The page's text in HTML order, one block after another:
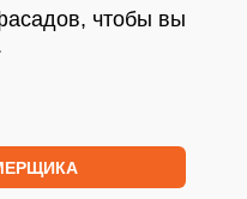
чтобы вы